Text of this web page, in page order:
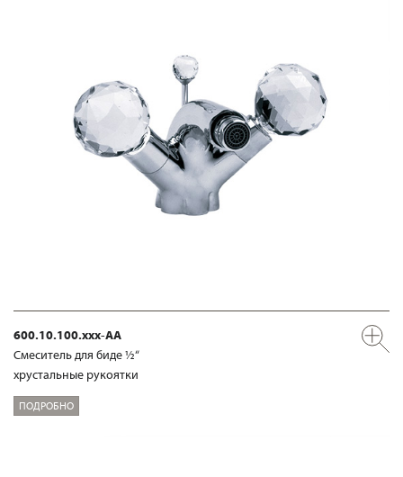
600.10.100.xxx-AA
Смеситель для биде ½“
хрустальные рукоятки
ПОДРОБНО